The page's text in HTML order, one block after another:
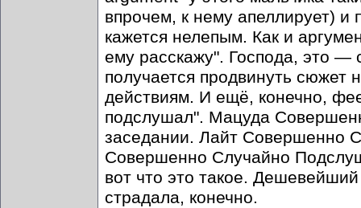
впрочем, к нему апеллирует)
кажется нелепым. Как и
ему расскажу". Господа, это —
получается продвинуть сюжет
действиям. И ещё, конечно,
подслушал". Мацуда
заседании. Лайт Совершенно
Совершенно Случайно
вот что это такое.
страдала, конечно.